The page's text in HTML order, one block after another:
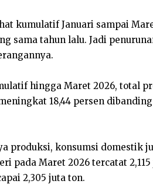
kumulatif Januari sampai
sama tahun lalu. Jadi
hingga Maret 2026, total
18,44 persen dibanding
produksi, konsumsi domestik
pada Maret 2026 tercatat
2,305 juta ton.